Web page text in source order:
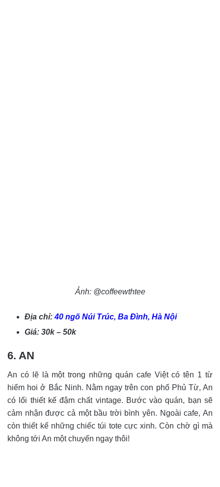
Ảnh: @coffeewthtee
Địa chỉ:40 ngõ Núi Trúc, Ba Đình, Hà Nội
Giá: 30k – 50k
6. AN
An có lẽ là một trong những quán cafe Việt có tên 1 từ
hiếm hoi ở Bắc Ninh. Nằm ngay trên con phố Phủ Từ, An
có lối thiết kế đậm chất vintage. Bước vào quán, bạn sẽ
cảm nhận được cả một bầu trời bình yên. Ngoài cafe, An
còn thiết kế những chiếc túi tote cực xinh. Còn chờ gì mà
không tới An một chuyến ngay thôi!